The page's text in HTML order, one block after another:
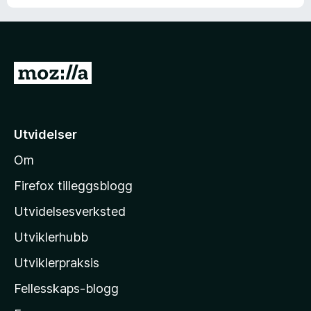
G
i
M
o
l
l
s
Utvidelser
Om
Firefox tilleggsblogg
Utvidelsesverksted
Utviklerhubb
Utviklerpraksis
Fellesskaps-blogg